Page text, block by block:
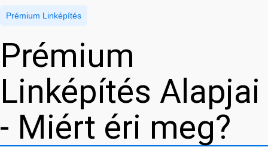
Prémium Linképítés
Prémium
Linképítés Alapjai
- Miért éri meg?